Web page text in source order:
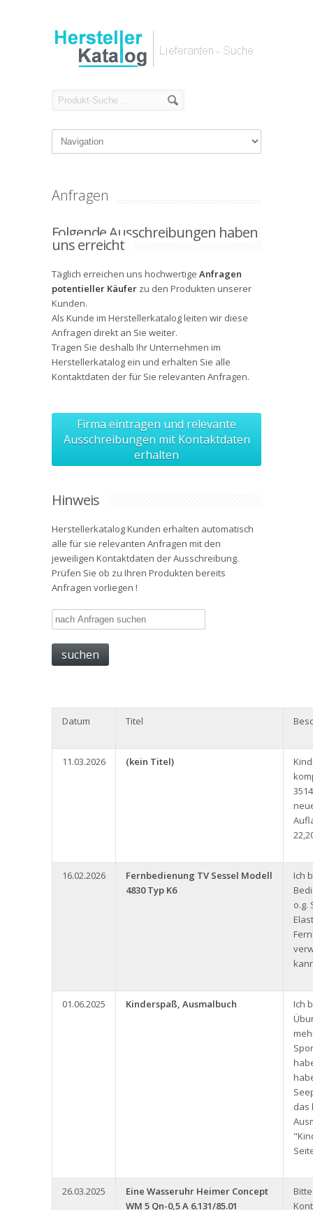
Anfragen
Folgende Ausschreibungen haben
uns erreicht
Täglich erreichen uns hochwertige Anfragen
potentieller Käufer zu den Produkten unserer
Kunden.
Als Kunde im Herstellerkatalog leiten wir diese
Anfragen direkt an Sie weiter.
Tragen Sie deshalb Ihr Unternehmen im
Herstellerkatalog ein und erhalten Sie alle
Kontaktdaten der für Sie relevanten Anfragen.
Firma eintragen und relevante
Ausschreibungen mit Kontaktdaten
erhalten
Hinweis
Herstellerkatalog Kunden erhalten automatisch
alle für sie relevanten Anfragen mit den
jeweiligen Kontaktdaten der Ausschreibung.
Prüfen Sie ob zu Ihren Produkten bereits
Anfragen vorliegen !
Datum Titel
11.03.2026 (kein Titel)
16.02.2026
Fernbedienung TV Sessel Modell
4830 Typ K6
Ich
o.g.
01.06.2025 Kinderspaß, Ausmalbuch
Ich
das
26.03.2025
Eine Wasseruhr Heimer Concept
WM 5 Qn-0,5 A 6.131/85.01